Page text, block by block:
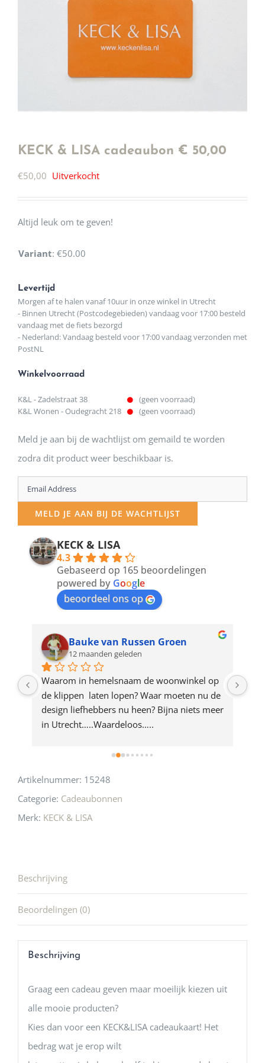
KECK & LISA cadeaubon € 50,00
€50,00 Uitverkocht
Altijd leuk om te geven!
Variant: €50.00
Levertijd
Morgen af te halen vanaf 10uur in onze winkel in Utrecht
- Binnen Utrecht (Postcodegebieden) vandaag voor 17:00 besteld
vandaag met de fiets bezorgd
- Nederland: Vandaag besteld voor 17:00 vandaag verzonden met
PostNL
Winkelvoorraad
K&L - Zadelstraat 38
(geen voorraad)
K&L Wonen - Oudegracht 218
(geen voorraad)
Meld je aan bij de wachtlijst om gemaild te worden
zodra dit product weer beschikbaar is.
Enter
your
email
address
product
MELD JE AAN BIJ DE WACHTLIJST
KECK & LISA
4.3
Gebaseerd op 165 beoordelingen
powered by Google
beoordeel ons op
Bauke van Russen Groen
12 maanden geleden
Waarom in hemelsnaam de woonwinkel op
de klippen  laten lopen? Waar moeten nu de
design liefhebbers nu heen? Bijna niets meer
in Utrecht…..Waardeloos…..
Artikelnummer: 15248
Categorie: Cadeaubonnen
Merk: KECK & LISA
Beschrijving
Beoordelingen (0)
Beschrijving
Graag een cadeau geven maar moeilijk kiezen uit
alle mooie producten?
Kies dan voor een KECK&LISA cadeaukaart! Het
bedrag wat je erop wilt